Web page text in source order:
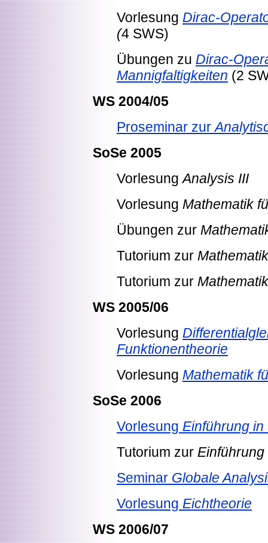
Vorlesung Dirac-
(4 SWS)
Übungen zu Dirac-
Mannigfaltigkeiten (2
WS 2004/05
Proseminar zur
SoSe 2005
VorlesungAnalysis III
Vorlesung Mathematik
Übungen zur
Tutorium zur
Tutorium zur
WS 2005/06
Vorlesung
Funktionentheorie
Vorlesung Mathematik
SoSe 2006
Vorlesung Einführung
Tutorium zur
Seminar Globale
Vorlesung Eichtheorie
WS 2006/07